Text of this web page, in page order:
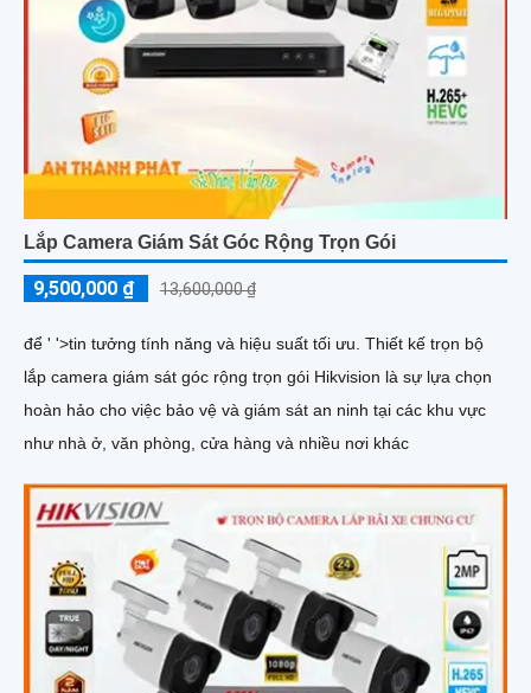
Lắp Camera Giám Sát Góc Rộng Trọn Gói
9,500,000 ₫ 13,600,000 ₫
để ' '>tin tưởng tính năng và hiệu suất tối ưu. Thiết kế trọn bộ
lắp camera giám sát góc rộng trọn gói Hikvision là sự lựa chọn
hoàn hảo cho việc bảo vệ và giám sát an ninh tại các khu vực
như nhà ở, văn phòng, cửa hàng và nhiều nơi khác